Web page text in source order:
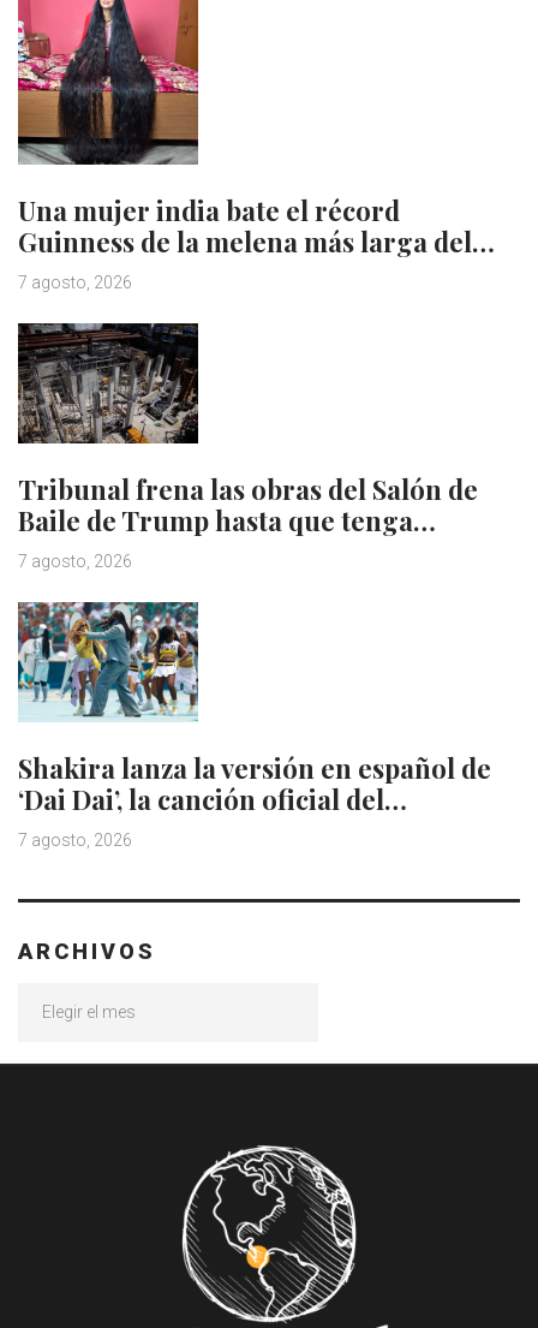
Una mujer india bate el récord
Guinness de la melena más larga del…
7 agosto, 2026
Tribunal frena las obras del Salón de
Baile de Trump hasta que tenga…
7 agosto, 2026
Shakira lanza la versión en español de
‘Dai Dai’, la canción oficial del…
7 agosto, 2026
ARCHIVOS